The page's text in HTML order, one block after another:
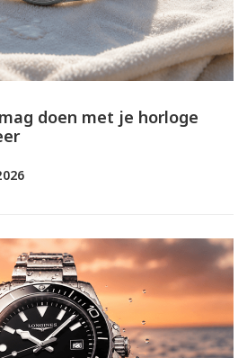
doen met je horloge